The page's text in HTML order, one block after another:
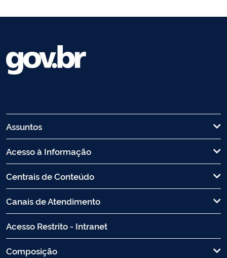
Assuntos
Acesso à Informação
Centrais de Conteúdo
Canais de Atendimento
Acesso Restrito - Intranet
Composição